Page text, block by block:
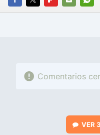
FACEBOOK
TWITTERFLIPBOARD
E-
Comentarios
VER